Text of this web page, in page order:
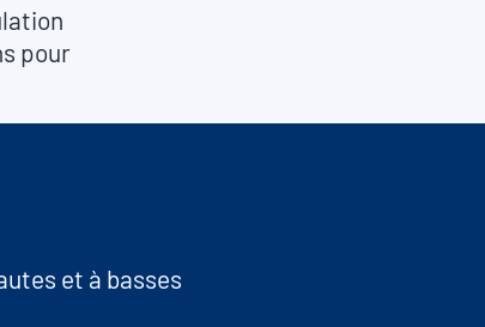
pour
et à basses